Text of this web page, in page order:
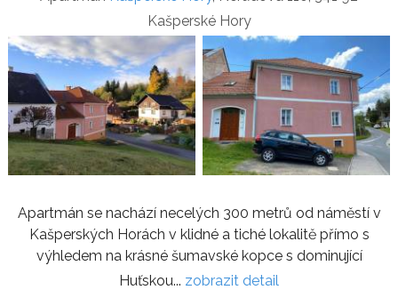
Kašperské Hory
Apartmán se nachází necelých 300 metrů od náměstí v
Kašperských Horách v klidné a tiché lokalitě přímo s
výhledem na krásné šumavské kopce s dominující
Huťskou... zobrazit detail